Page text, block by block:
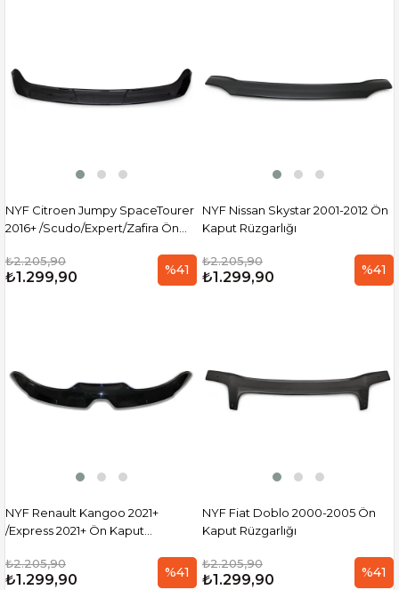
NYF Citroen Jumpy SpaceTourer
2016+ /Scudo/Expert/Zafira Ön
₺2.205,90
₺1.299,90 %41
NYF Nissan Skystar 2001-2012 Ön
Kaput Rüzgarlığı
₺2.205,90
₺1.299,90 %41
NYF Renault Kangoo 2021+
/Express 2021+ Ön Kaput
₺2.205,90
₺1.299,90 %41
NYF Fiat Doblo 2000-2005 Ön
Kaput Rüzgarlığı
₺2.205,90
₺1.299,90 %41